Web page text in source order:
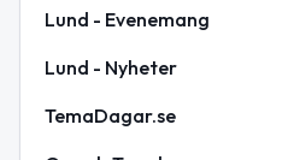
Lund - Evenemang
Lund - Nyheter
TemaDagar.se